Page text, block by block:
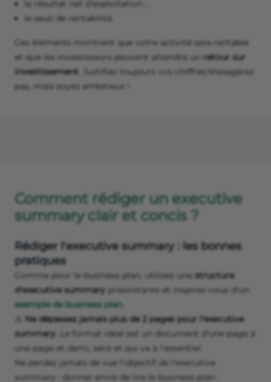
le résultat net d’exploitation ;
le seuil de rentabilité.
Ces éléments montrent que votre activité sera rentable
et que les investisseurs peuvent attendre un retour sur
investissement . Justifiez toujours vos chiffres.N'exagérez
pas, mais soyez ambitieux !
Comment rédiger un executive
summary clair et concis ?
Rédiger l'executive summary : les bonnes
pratiques
Comme pour le business plan, utilisez une structure
d'executive summary préexistante et inspirez-vous d'un
exemple de business plan.
Ne dépassez jamais plus de 2 pages pour l'executive
summary . Le format idéal est un document d'une page à
une page et demi, aéré et qui va à l'essentiel.
Ne perdez jamais de vue l'objectif de l'executive
summary : donner envie de lire le business plan :